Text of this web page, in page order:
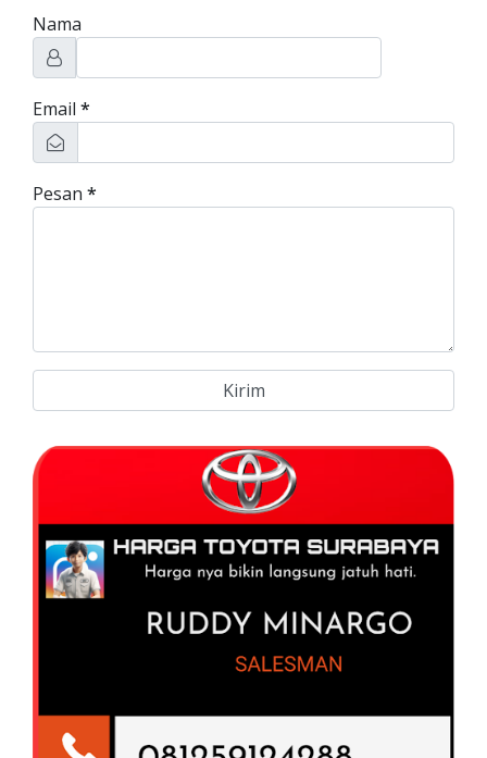
Nama
Email *
Pesan *